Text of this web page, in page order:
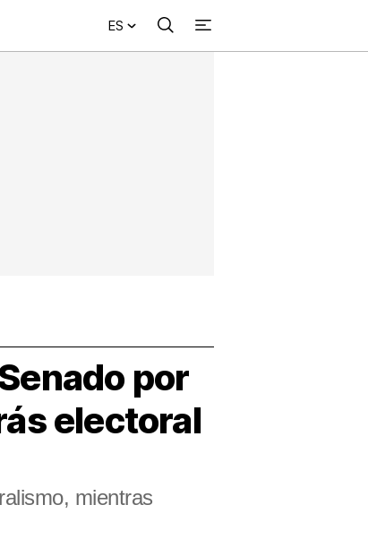
ES Buscar
por
electoral
mientras